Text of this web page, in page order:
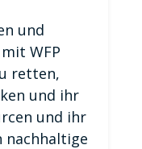
und
WFP
retten,
und ihr
und ihr
nachhaltige